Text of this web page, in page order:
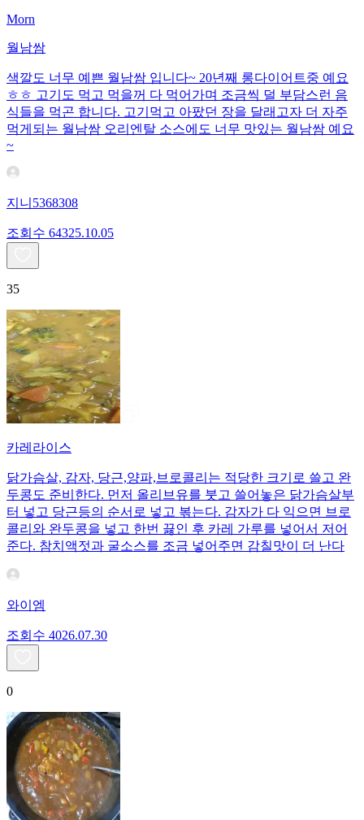
Morn
월남쌈
색깔도 너무 예쁜 월남쌈 입니다~ 20년째 롱다이어트중 예요
ㅎㅎ 고기도 먹고 먹을꺼 다 먹어가며 조금씩 덜 부담스런 음
식들을 먹곤 합니다. 고기먹고 아팠던 장을 달래고자 더 자주
먹게되는 월남쌈 오리엔탈 소스에도 너무 맛있는 월남쌈 예요
~
지니5368308
조회수 64325.10.05
35
카레라이스
닭가슴살, 감자, 당근,양파,브로콜리는 적당한 크기로 쓸고 완
두콩도 준비한다. 먼저 올리브유를 붓고 쓸어놓은 닭가슴살부
터 넣고 당근등의 순서로 넣고 볶는다. 감자가 다 익으면 브로
콜리와 완두콩을 넣고 한번 끓인 후 카레 가루를 넣어서 저어
준다. 참치액젓과 굴소스를 조금 넣어주면 감칠맛이 더 난다
와이엠
조회수 4026.07.30
0